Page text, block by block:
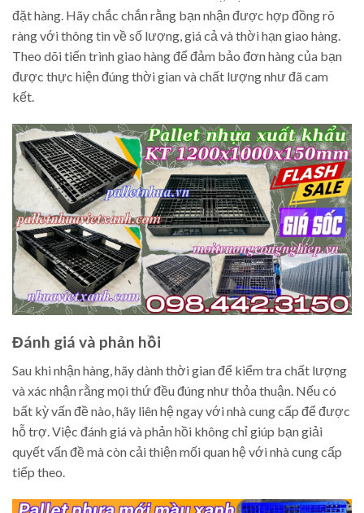
đặt hàng. Hãy chắc chắn rằng bạn nhận được hợp đồng rõ
ràng với thông tin về số lượng, giá cả và thời hạn giao hàng.
Theo dõi tiến trình giao hàng để đảm bảo đơn hàng của bạn
được thực hiện đúng thời gian và chất lượng như đã cam
kết.
Đánh giá và phản hồi
Sau khi nhận hàng, hãy dành thời gian để kiểm tra chất lượng
và xác nhận rằng mọi thứ đều đúng như thỏa thuận. Nếu có
bất kỳ vấn đề nào, hãy liên hệ ngay với nhà cung cấp để được
hỗ trợ. Việc đánh giá và phản hồi không chỉ giúp bạn giải
quyết vấn đề mà còn cải thiện mối quan hệ với nhà cung cấp
tiếp theo.